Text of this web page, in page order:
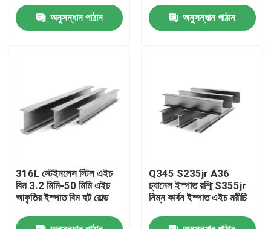
কারখানা ভ্রমণ
যোগাযোগ করুন
মামলা
রঙ প্রলিপ্ত ইস্পাত কুণ্ডলী
অনুসন্ধান পাঠান অনুসন্ধান পাঠান
316L স্টেইনলেস স্টিল এইচ
বিম 3.2 মিমি-50 মিমি এইচ
আকৃতির ইস্পাত বিম হট রোল্ড
Q345 S235jr A36
চ্যানেল ইস্পাত রশ্মি S355jr
নিম্ন কার্বন ইস্পাত এইচ মরীচি